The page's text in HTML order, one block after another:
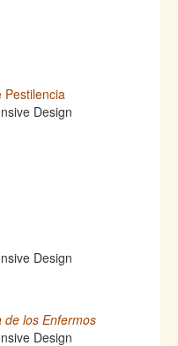
Pestilencia
de los Enfermos